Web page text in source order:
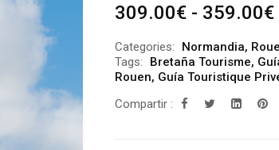
309.00€ - 359.00€
Categories: Normandia,
Tags:
Bretaña Tourisme,
Rouen, Guía Touristique
Compartir :